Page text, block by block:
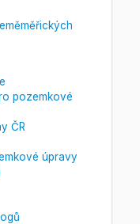
pozemkové
ČR
úpravy